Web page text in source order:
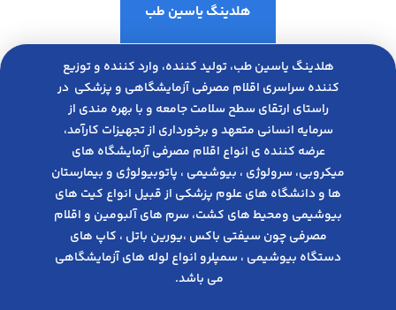
هلدینگ یاسین طب
هلدینگ یاسین طب، تولید کننده، وارد کننده و توزیع
کننده سراسری اقلام مصرفی آزمایشگاهی و پزشکی در
راﺳﺘﺎی ارﺗﻘﺎی ﺳﻄﺢ ﺳﻼﻣﺖ ﺟﺎﻣﻌﻪ و ﺑﺎ ﺑﻬﺮه ﻣﻨﺪی از
ﺳﺮﻣﺎﯾﻪ انسانی متعهد و ﺑﺮﺧﻮرداری از ﺗﺠﻬﯿﺰات ﮐﺎرآﻣﺪ،
عرضه کننده ی انواع اﻗﻼم مصرفی آزﻣﺎﯾﺸﮕﺎه های
میکروبی، ﺳﺮوﻟﻮژی ، ﺑﯿﻮﺷﯿﻤﯽ ، پاتوبیولوژی و بیمارستان
ها و دانشگاه های علوم پزشکی از قبیل انواع کیت های
بیوشیمی ومحیط های کشت، سرم های آلبومین و اقلام
مصرفی چون سیفتی باکس ،یورین باتل ، کاپ های
دستگاه بیوشیمی ، سمپلرو انواع لوله های آزمایشگاهی
می باشد.